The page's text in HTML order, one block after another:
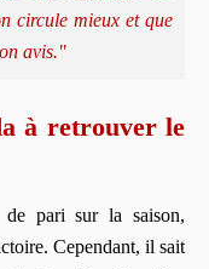
circule mieux et que
avis."
à retrouver le
pari sur la saison,
Cependant, il sait